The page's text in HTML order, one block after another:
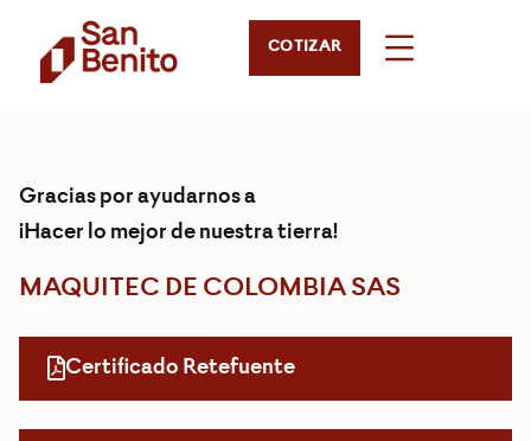
COTIZAR
Gracias por ayudarnos a
¡Hacer lo mejor de nuestra tierra!
MAQUITEC DE COLOMBIA SAS
Certificado Retefuente